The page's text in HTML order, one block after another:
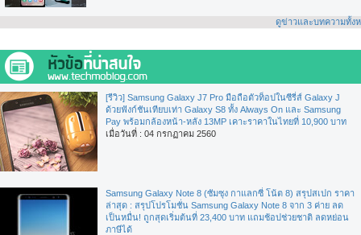
ดูข่าวและบทความทั้ง
[รีวิว] Samsung Galaxy J7 Pro มือถือตัวท็อปในซีรี่ส์ Galaxy J
ด้วยฟังก์ชันเทียบเท่า Galaxy S8 ทั้ง Always On และ Samsung
Pay พร้อมกล้องหน้า-หลัง 13MP เคาะราคาในไทยที่ 10,900 บาท
เมื่อวันที่ : 04 กรกฏาคม 2560
Samsung Galaxy Note 8 (ซัมซุง กาแลกซี่ โน้ต 8) สรุปสเปก ราคา
ล่าสุด : สรุปโปรโมชั่น Samsung Galaxy Note 8 จาก 3 ค่าย ลด
เป็นหมื่น! ถูกสุดเริ่มต้นที่ 23,400 บาท แถมช้อปช่วยชาติ ลดหย่อน
ภาษีได้